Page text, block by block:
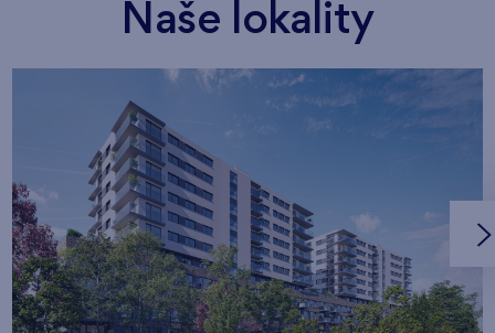
Naše lokality